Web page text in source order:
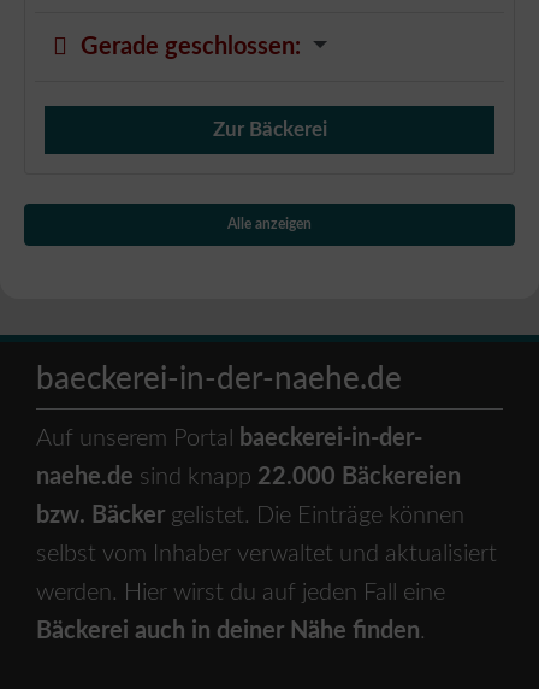
Gerade geschlossen:
Verkauf von Brötchen,
Zur Bäckerei
Alle anzeigen
baeckerei-in-der-naehe.de
Auf unserem Portal
baeckerei-in-der-
naehe.de sind knapp 22.000 Bäckereien
bzw. Bäcker gelistet. Die Einträge können
selbst vom Inhaber verwaltet und aktualisiert
werden. Hier wirst du auf jeden Fall eine
Bäckerei auch in deiner Nähe finden.